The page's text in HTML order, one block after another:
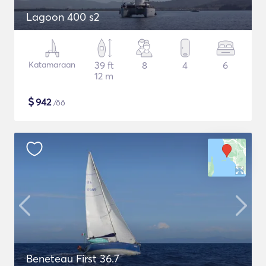
Lagoon 400 s2
Katamaraan
39 ft
12 m
8 4 6
$942/öö
Beneteau First 36.7